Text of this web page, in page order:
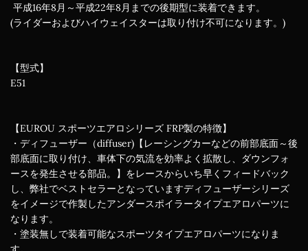
平成16年8月～平成22年8月までの後期型に装着できます。
(ライダーおよびハイウェイスターは取り付け不可になります。)
【型式】
E51
【EUROU スポーツエアロシリーズ FRP製の特徴】
・ディフューザー（diffuser)【レーシングカーなどの前部底面～後
部底面に取り付け、車体下の気流を効率よく拡散し、ダウンフォ
ースを発生させる部品。】をレースからいち早くフィードバック
し、弊社でベストセラーとなっていますディフューザーシリーズ
をイメージで作製したアンダースポイラータイプエアロパーツに
なります。
・塗装無しで装着可能なスポーツタイプエアロパーツになりま